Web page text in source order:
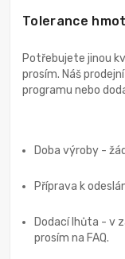
Tolerance
Potřebujete jinou
prosím. Náš
programu nebo
Doba výroby -
Příprava k
Dodací lhůta - v
prosím na FAQ.